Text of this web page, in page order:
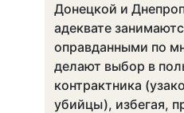
Донецкой и
адеквате
оправданными по
делают выбор в
контрактника
убийцы), избегая,